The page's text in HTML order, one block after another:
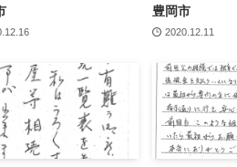
豊岡市
2020.12.11